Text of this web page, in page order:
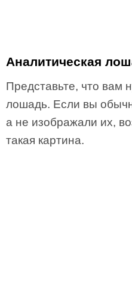
Аналитическая
Представьте, что вам
лошадь. Если вы
а не изображали их,
такая картина.